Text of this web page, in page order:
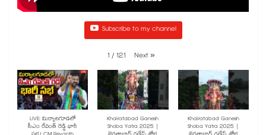
Subscribe to my channel
1 /121 Next»
LIVE: మిర్యాలగూడలో
సీఎం రేవంత్ రెడ్డి భారీ
Khairatabad Ganesh
Shoba Yatra 2025 |
Khairatabad Ganesh
Shoba Yatra 2025 |